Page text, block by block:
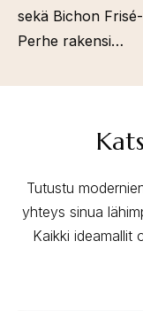
sekä Bichon
Perhe rakensi…
Tutustu
yhteys sinua
Kaikki ideamallit